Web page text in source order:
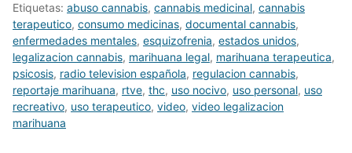
Etiquetas: abuso cannabis, cannabis medicinal, cannabis
terapeutico, consumo medicinas, documental cannabis,
enfermedades mentales, esquizofrenia, estados unidos,
legalizacion cannabis, marihuana legal, marihuana terapeutica,
psicosis, radio television española, regulacion cannabis,
reportaje marihuana, rtve, thc, uso nocivo, uso personal, uso
recreativo, uso terapeutico, video, video legalizacion
marihuana